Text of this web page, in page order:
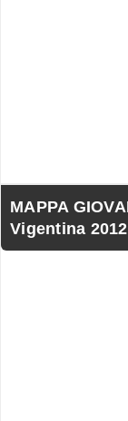
MAPPA
Vigentina